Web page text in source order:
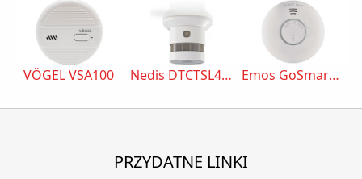
VÖGEL VSA100 Nedis DTCTSL40WT Emos GoSmart TS380C-HW
PRZYDATNE LINKI